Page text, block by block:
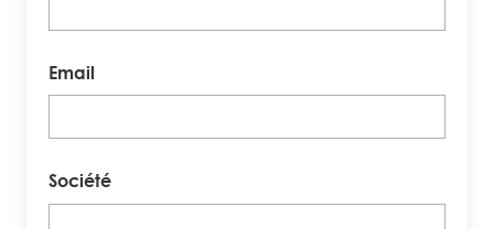
Email
Société